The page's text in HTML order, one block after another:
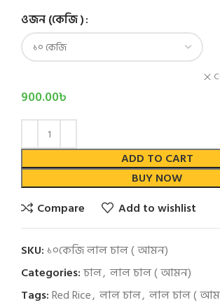
ওজন (কেজি )
900.00৳
ADD TO CART
BUY NOW
Compare
Add to wishlist
SKU: ১০কেজি লাল চাল ( আমন)
Categories:চাল, লাল চাল ( আমন)
Tags:Red Rice, লাল চাল, লাল চাল (